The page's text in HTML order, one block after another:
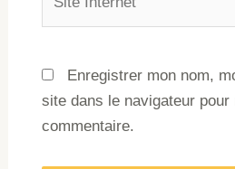
Enregistrer mon nom,
site dans le navigateur pour
commentaire.